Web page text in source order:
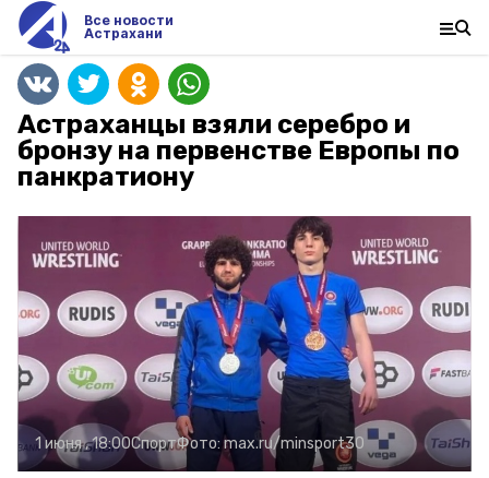
Все новости
Астрахани
Астраханцы взяли серебро и
бронзу на первенстве Европы по
панкратиону
1 июня , 18:00СпортФото:max.ru/minsport30